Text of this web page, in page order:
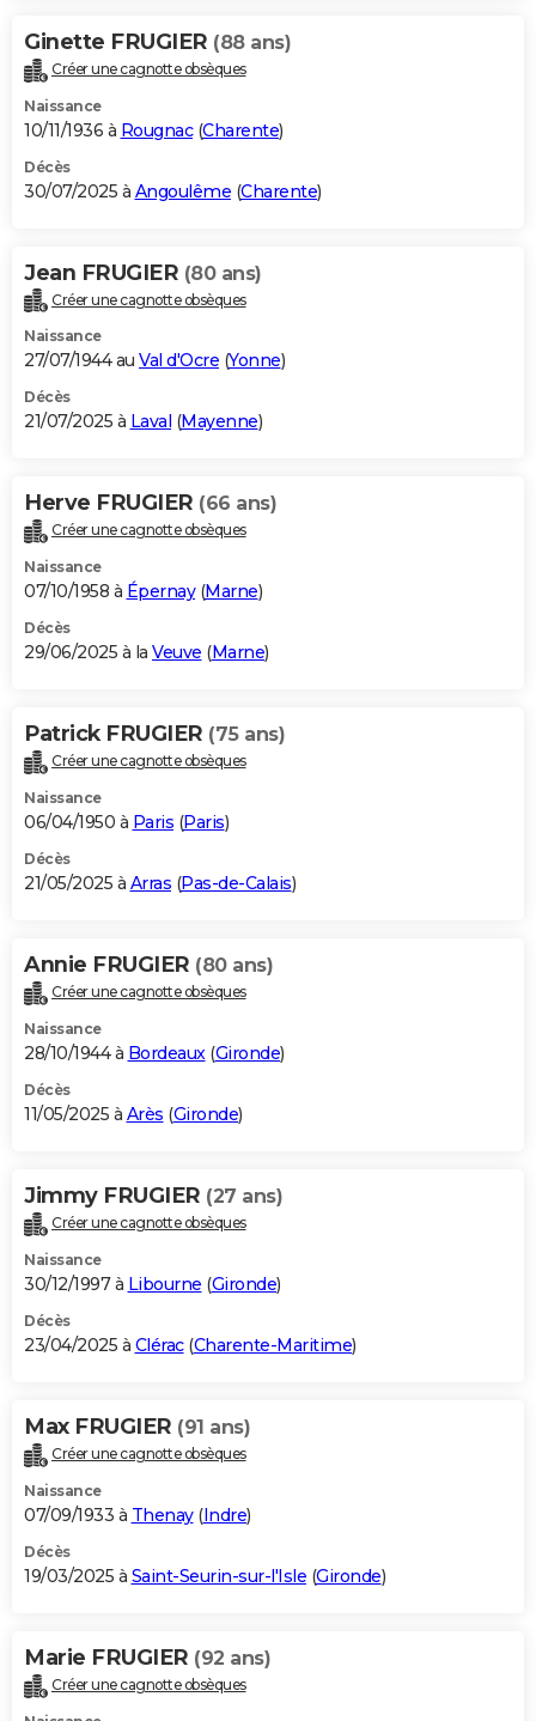
Ginette FRUGIER (88 ans)
Créer une cagnotte obsèques
Naissance
10/11/1936 à Rougnac(Charente)
Décès
30/07/2025 à Angoulême (Charente)
Jean FRUGIER (80 ans)
Créer une cagnotte obsèques
Naissance
27/07/1944 au Val d'Ocre (Yonne)
Décès
21/07/2025 à Laval (Mayenne)
Herve FRUGIER (66 ans)
Créer une cagnotte obsèques
Naissance
07/10/1958 à Épernay(Marne)
Décès
29/06/2025 à la Veuve (Marne)
Patrick FRUGIER (75 ans)
Créer une cagnotte obsèques
Naissance
06/04/1950 à Paris (Paris)
Décès
21/05/2025 à Arras (Pas-de-Calais)
Annie FRUGIER (80 ans)
Créer une cagnotte obsèques
Naissance
28/10/1944 à Bordeaux(Gironde)
Décès
11/05/2025 à Arès (Gironde)
Jimmy FRUGIER (27 ans)
Créer une cagnotte obsèques
Naissance
30/12/1997 à Libourne (Gironde)
Décès
23/04/2025 à Clérac(Charente-Maritime)
Max FRUGIER (91 ans)
Créer une cagnotte obsèques
Naissance
07/09/1933 à Thenay(Indre)
Décès
19/03/2025 à Saint-Seurin-sur-l'Isle (Gironde)
Marie FRUGIER (92 ans)
Créer une cagnotte obsèques